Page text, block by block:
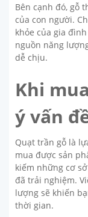
Bên cạnh đó, gỗ
của con người.
khỏe của gia
nguồn năng
dễ chịu.
Khi
ý vấn
Quạt trần gỗ là
mua được sản
kiếm những cơ
đã trải nghiệm.
lượng sẽ khiến
thời gian.